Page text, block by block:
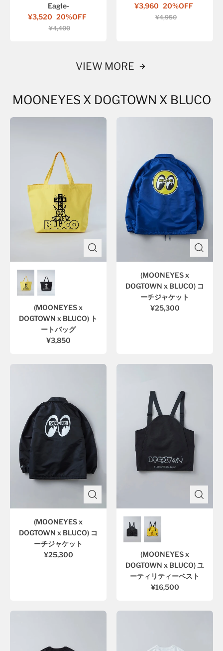
Eagle-
¥3,520 20%OFF
¥4,400
¥3,960 20%OFF
¥4,950
VIEW MORE
MOONEYES X DOGTOWN X BLUCO
(MOONEYES x
DOGTOWN x BLUCO) ト
ートバッグ
¥3,850
(MOONEYES x
DOGTOWN x BLUCO) コ
ーチジャケット
¥25,300
(MOONEYES x
DOGTOWN x BLUCO) コ
ーチジャケット
¥25,300
(MOONEYES x
DOGTOWN x BLUCO) ユ
ーティリティーベスト
¥16,500